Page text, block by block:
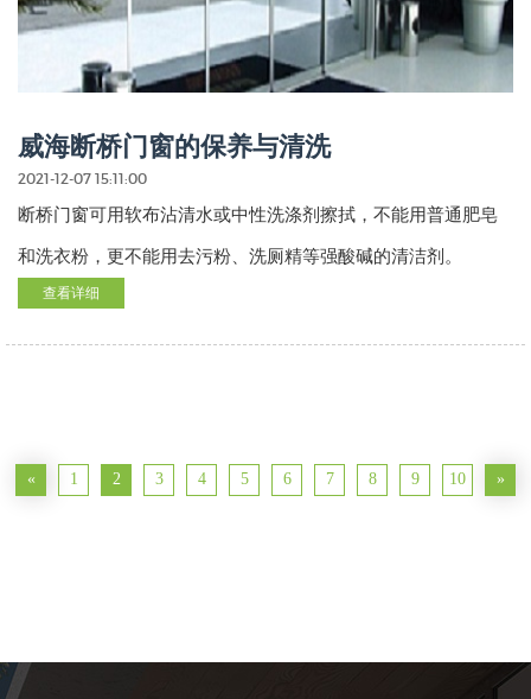
威海断桥门窗的保养与清洗
2021-12-07 15:11:00
断桥门窗可用软布沾清水或中性洗涤剂擦拭，不能用普通肥皂
和洗衣粉，更不能用去污粉、洗厕精等强酸碱的清洁剂。
查看详细
« 1 2 3 4 5 6 7 8 9 10 »